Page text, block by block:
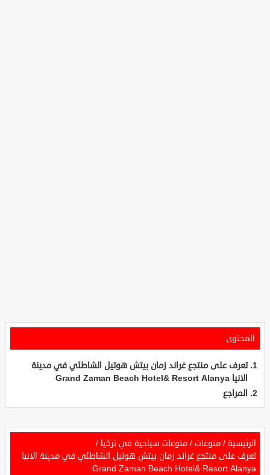
المحتوى
تعرف على منتجع غراند زمان بيتش هوتيل الشاطئي في مدينة
الانيا Grand Zaman Beach Hotel& Resort Alanya
المراجع
الرئيسية / منوعات / منوعات سياحية في تركيا /
تعرف على منتجع غراند زمان بيتش هوتيل الشاطئي في مدينة الانيا
Grand Zaman Beach Hotel& Resort Alanya